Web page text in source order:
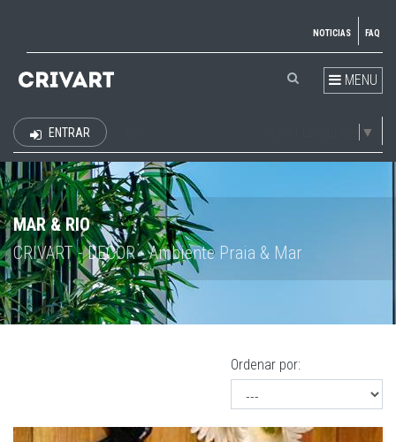
NOTICIAS FAQ
MENU
▼
ENTRAR
MAR & RIO
CRIVART - DECOR - Ambiente Praia & Mar
Ordenar por: